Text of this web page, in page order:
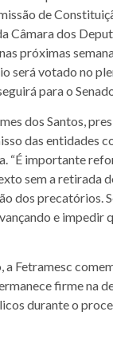
de
Câmara dos
próximas
será votado no
para o
dos Santos,
das entidades
“É importante
sem a retirada
dos precatórios.
e impedir
a Fetramesc
firme na
durante o